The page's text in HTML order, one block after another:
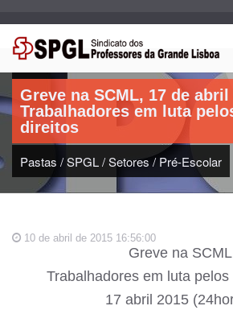
Artigo:
Greve na SCML, 17 de abril
Trabalhadores em luta
direitos
Pastas /SPGL/Setores/Pré-Escolar
10 de abril de 2015 16:56:00
Greve na SCML
Trabalhadores em luta
17 abril 2015